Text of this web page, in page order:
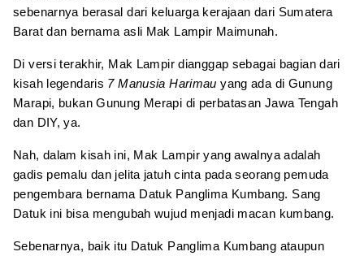
sebenarnya berasal dari keluarga kerajaan dari Sumatera
Barat dan bernama asli Mak Lampir Maimunah.
Di versi terakhir, Mak Lampir dianggap sebagai bagian dari
kisah legendaris 7 Manusia Harimau yang ada di Gunung
Marapi, bukan Gunung Merapi di perbatasan Jawa Tengah
dan DIY, ya.
Nah, dalam kisah ini, Mak Lampir yang awalnya adalah
gadis pemalu dan jelita jatuh cinta pada seorang pemuda
pengembara bernama Datuk Panglima Kumbang. Sang
Datuk ini bisa mengubah wujud menjadi macan kumbang.
Sebenarnya, baik itu Datuk Panglima Kumbang ataupun